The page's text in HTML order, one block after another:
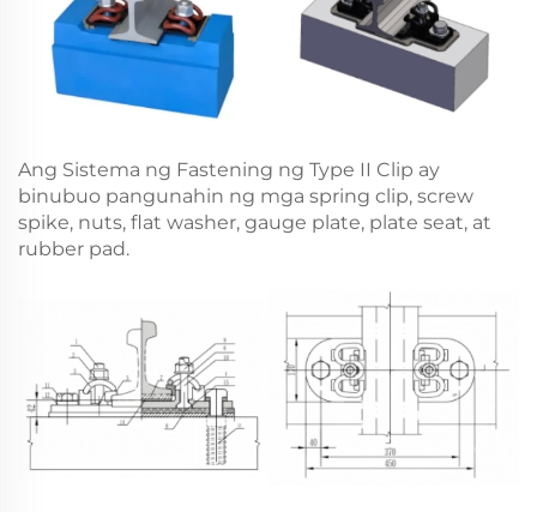
Ang Sistema ng Fastening ng Type II Clip ay
binubuo pangunahin ng mga spring clip, screw
spike, nuts, flat washer, gauge plate, plate seat, at
rubber pad.